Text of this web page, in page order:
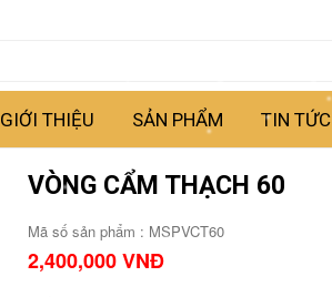
GIỚI THIỆU SẢN PHẨM TIN TỨC
VÒNG CẨM THẠCH 60
Mã số sản phẩm : MSPVCT60
2,400,000 VNĐ